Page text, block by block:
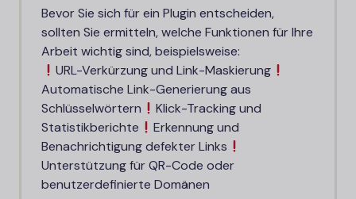
Bevor Sie sich für ein Plugin entscheiden,
sollten Sie ermitteln, welche Funktionen für Ihre
Arbeit wichtig sind, beispielsweise:
URL-Verkürzung und Link-Maskierung
Automatische Link-Generierung aus
Schlüsselwörtern
Klick-Tracking und
Statistikberichte
Erkennung und
Benachrichtigung defekter Links
Unterstützung für QR-Code oder
benutzerdefinierte Domänen